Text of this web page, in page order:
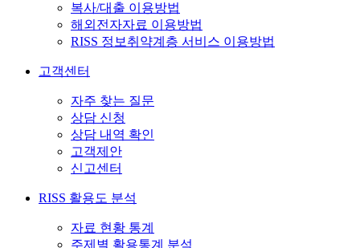
복사/대출 이용방법
해외전자자료 이용방법
RISS 정보취약계층 서비스 이용방법
고객센터
자주 찾는 질문
상담 신청
상담 내역 확인
고객제안
신고센터
RISS 활용도 분석
자료 현황 통계
주제별 활용통계 분석